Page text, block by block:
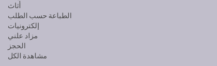
أثاث
الطباعة حسب الطلب
إلكترونيات
مزاد علني
الحجز
مشاهدة الكل